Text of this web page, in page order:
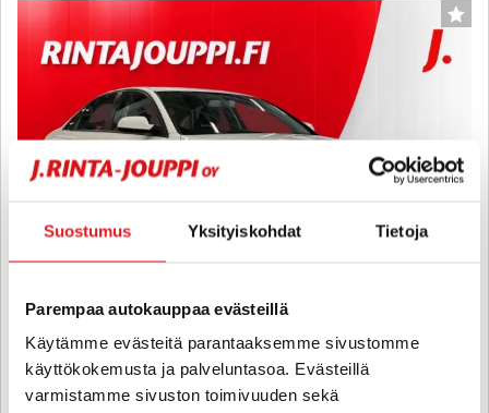
Suostumus Yksityiskohdat Tietoja
Parempaa autokauppaa evästeillä
Käytämme evästeitä parantaaksemme sivustomme
käyttökokemusta ja palveluntasoa. Evästeillä
varmistamme sivuston toimivuuden sekä
Audi A4
Sedan 2,0 TDI e DPF Start-Stop Business / JUURI KATSASTETTU!